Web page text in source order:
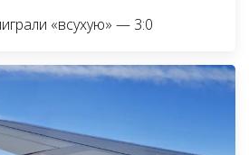
«всухую» — 3:0